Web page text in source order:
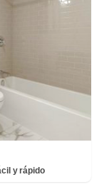
y rápido